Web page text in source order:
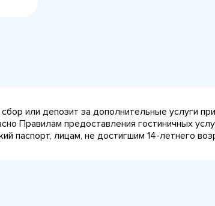
или депозит за дополнительные услуги
Правилам предоставления гостиничных
паспорт, лицам, не достигшим 14-летнего